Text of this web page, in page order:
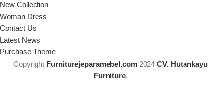
New Collection
Woman Dress
Contact Us
Latest News
Purchase Theme
Copyright Furniturejeparamebel.com 2024 CV. Hutankayu
Furniture.